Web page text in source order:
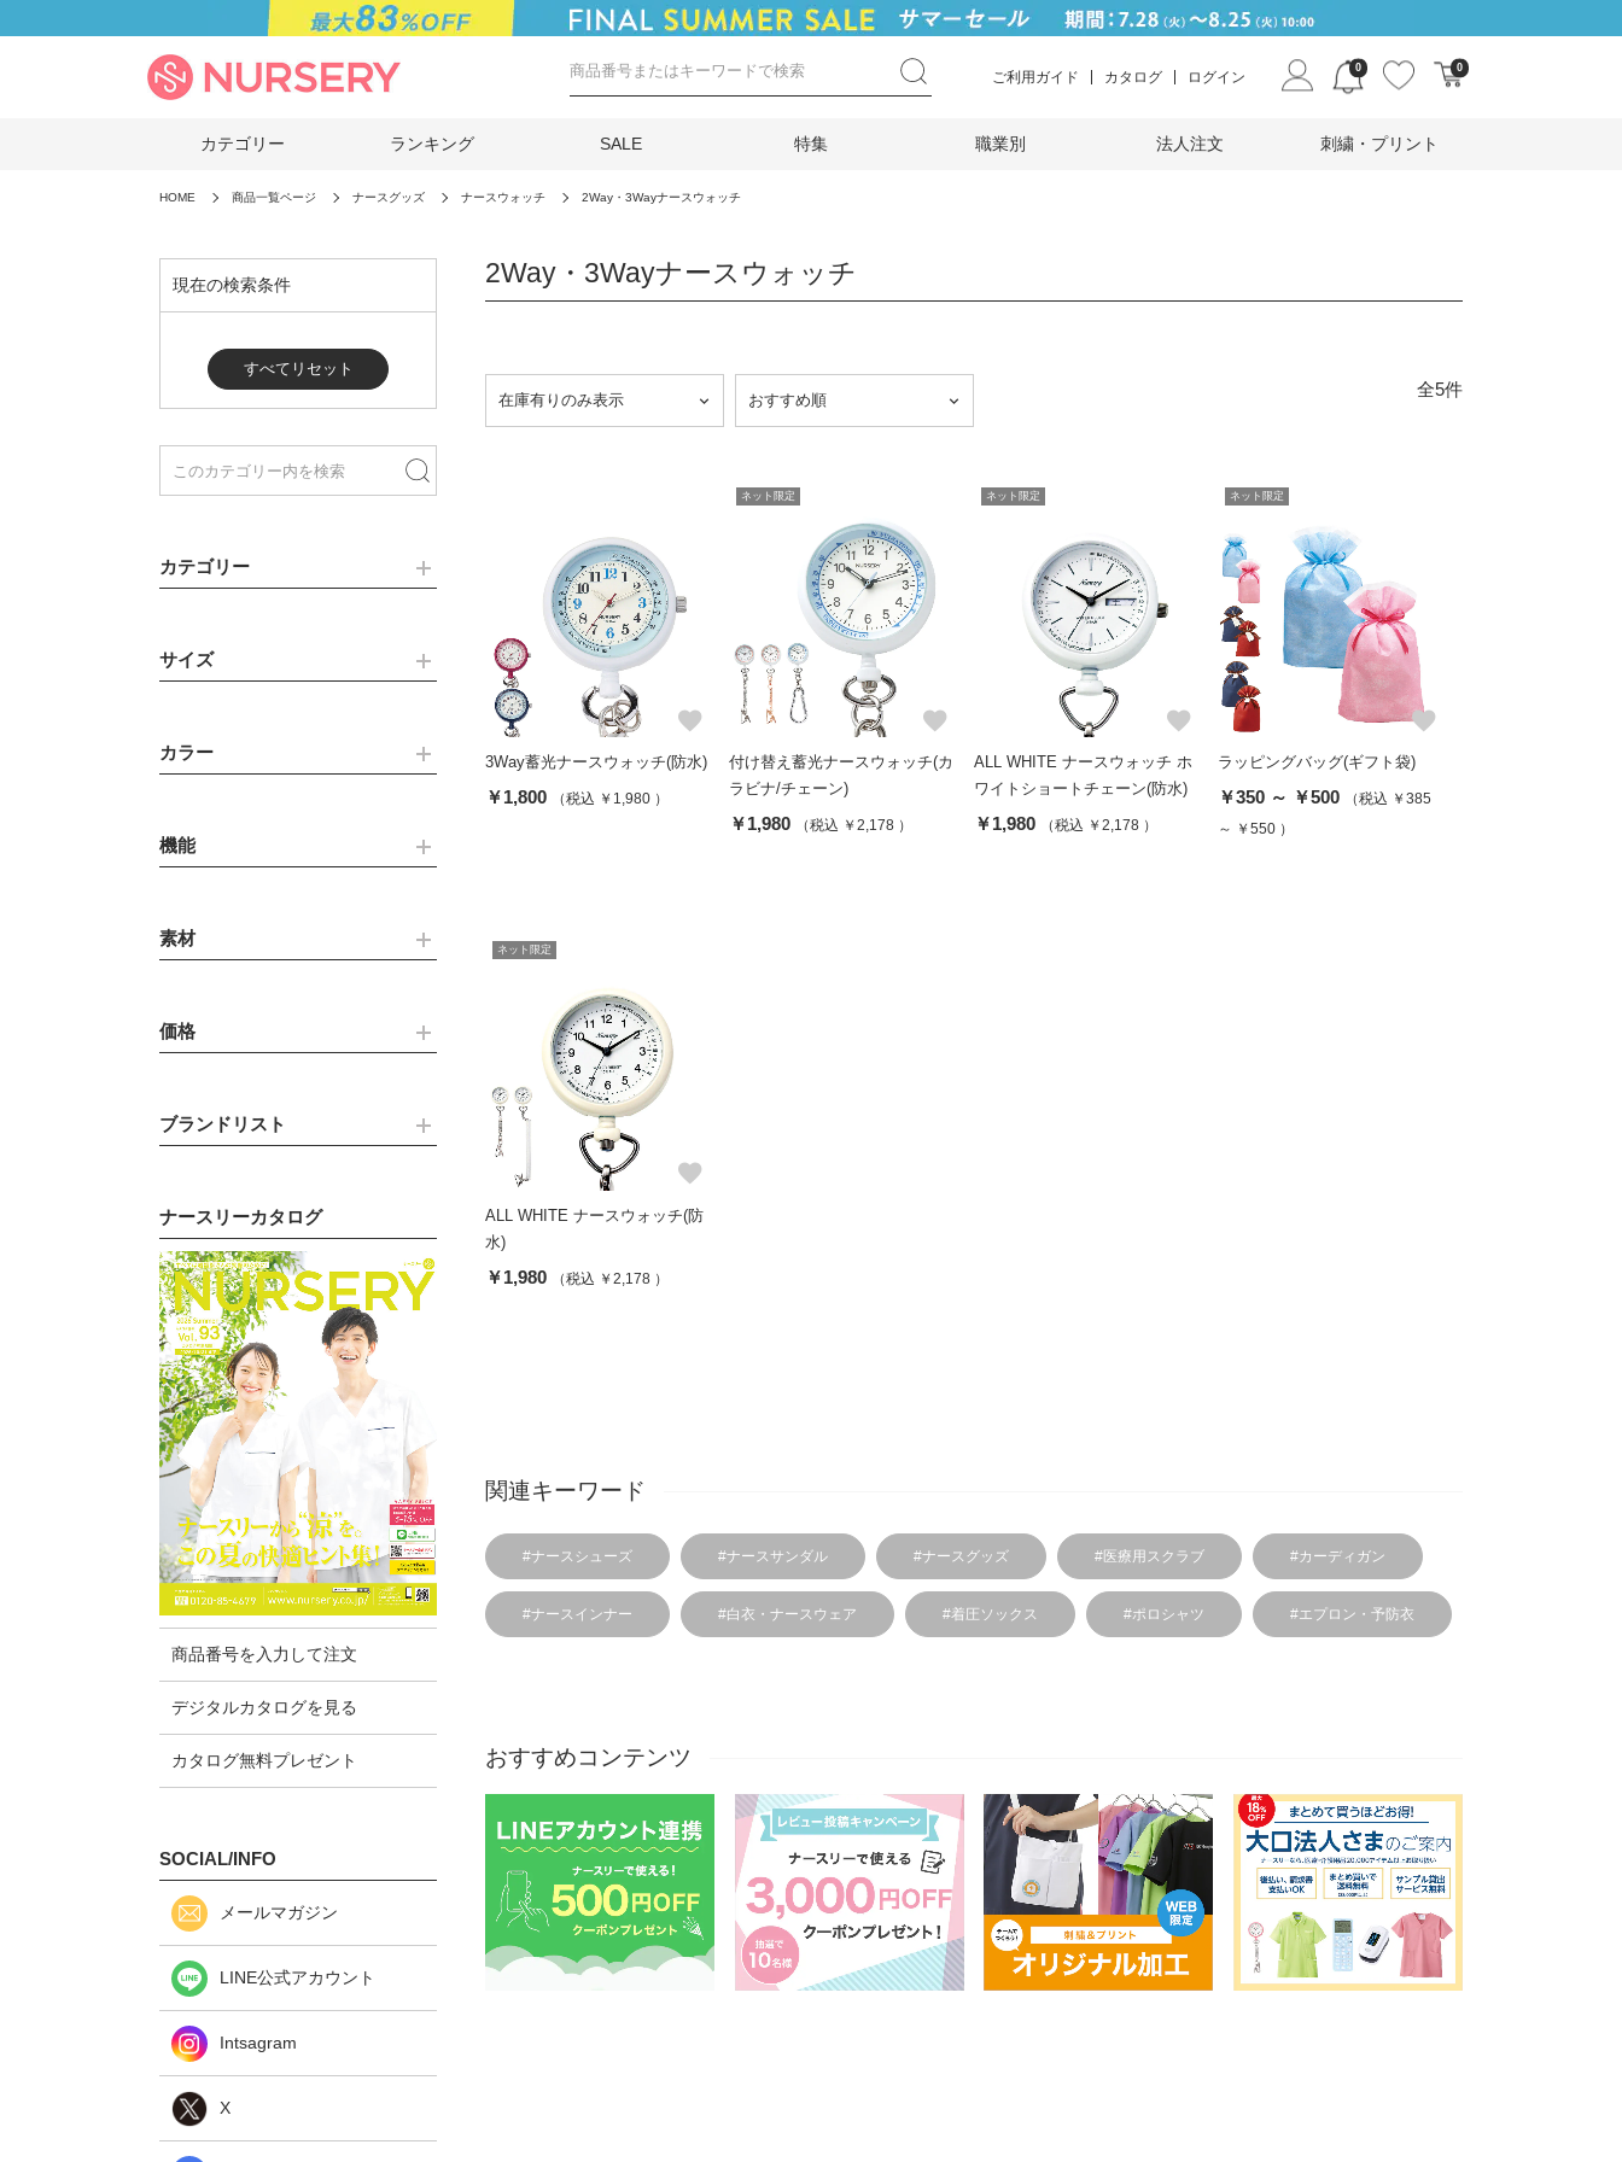
ご利用ガイド カタログ ログイン
0 0
カテゴリー ランキング SALE 特集 職業別 法人注文 刺繍・プリント
HOME 商品一覧ページ ナースグッズ ナースウォッチ 2Way・3Wayナースウォッチ
現在の検索条件
すべてリセット
カテゴリー
サイズ
カラー
機能
素材
価格
ブランドリスト
ナースリーカタログ
商品番号を入力して注文
デジタルカタログを見る
カタログ無料プレゼント
SOCIAL/INFO
メールマガジン
LINE公式アカウント
Intsagram
X
2Way・3Wayナースウォッチ
全5件
favorite
3Way蓄光ナースウォッチ(防水)
￥1,800 （税込 ￥1,980 ）
ネット限定
favorite
付け替え蓄光ナースウォッチ(カ
ラビナ/チェーン)
￥1,980 （税込 ￥2,178 ）
ネット限定
favorite
ALL WHITE ナースウォッチ ホ
ワイトショートチェーン(防水)
￥1,980 （税込 ￥2,178 ）
ネット限定
favorite
ラッピングバッグ(ギフト袋)
￥350 ～ ￥500
（税込 ￥385
～ ￥550 ）
ネット限定
favorite
ALL WHITE ナースウォッチ(防
水)
￥1,980 （税込 ￥2,178 ）
関連キーワード
#ナースシューズ #ナースサンダル #ナースグッズ #医療用スクラブ #カーディガン
#ナースインナー #白衣・ナースウェア #着圧ソックス #ポロシャツ #エプロン・予防衣
おすすめコンテンツ